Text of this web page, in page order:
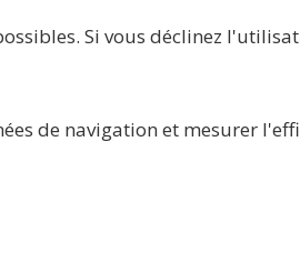
Si vous déclinez
de navigation et mesurer